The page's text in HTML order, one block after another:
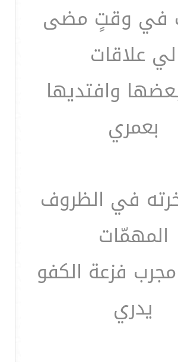
في وقتٍ مضى
لي علاقات
وافتديها
بعمري
في الظروف
المهمّات
فزعة الكفو
يدري